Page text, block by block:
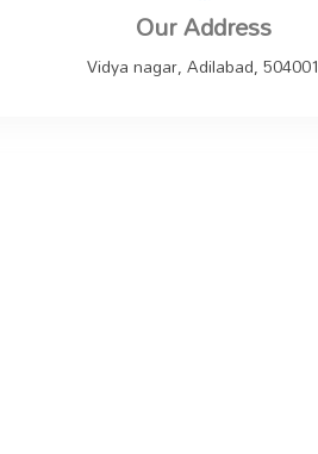
Our Address
Vidya nagar, Adilabad, 504001